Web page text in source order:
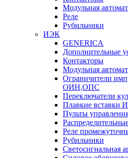
Модульная
Реле
Рубильники
ИЭК
GENERICA
Дополнительные
Контакторы
Модульная
Ограничители
ОИН,ОПС
Переключатели
Плавкие вставки
Пульты
Реле
Рубильники
Светосигнальная